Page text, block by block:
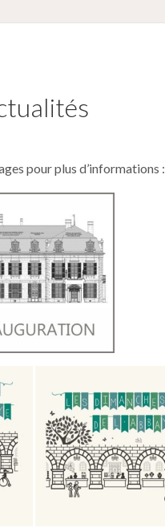
pour plus d’informations :